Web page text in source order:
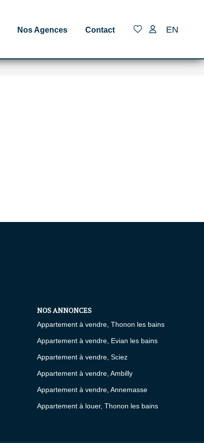
Nos Agences Contact EN
NOS ANNONCES
Appartement à vendre, Thonon les bains
Appartement à vendre, Evian les bains
Appartement à vendre, Sciez
Appartement à vendre, Ambilly
Appartement à vendre, Annemasse
Appartement à louer, Thonon les bains